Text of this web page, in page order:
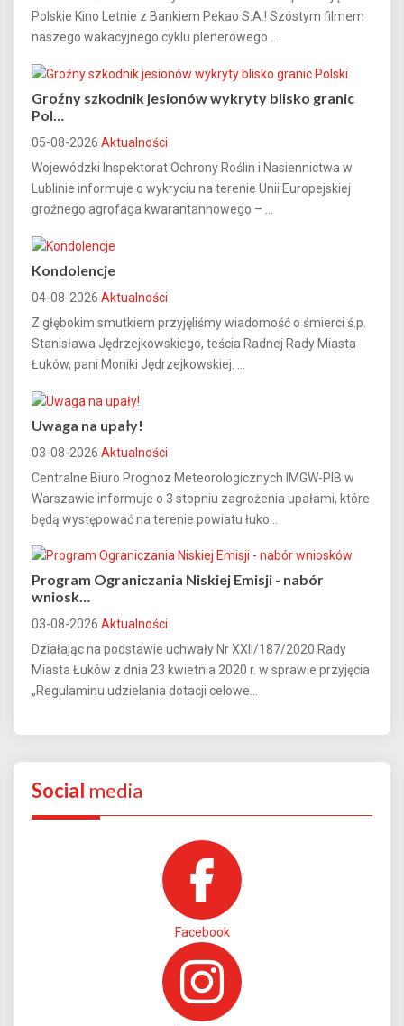
Polskie Kino Letnie z Bankiem Pekao S.A.! Szóstym filmem
naszego wakacyjnego cyklu plenerowego ...
Groźny szkodnik jesionów wykryty blisko granic
Pol…
05-08-2026 Aktualności
Wojewódzki Inspektorat Ochrony Roślin i Nasiennictwa w
Lublinie informuje o wykryciu na terenie Unii Europejskiej
groźnego agrofaga kwarantannowego – ...
Kondolencje
04-08-2026 Aktualności
Z głębokim smutkiem przyjęliśmy wiadomość o śmierci ś.p.
Stanisława Jędrzejkowskiego, teścia Radnej Rady Miasta
Łuków, pani Moniki Jędrzejkowskiej. ...
Uwaga na upały!
03-08-2026 Aktualności
Centralne Biuro Prognoz Meteorologicznych IMGW-PIB w
Warszawie informuje o 3 stopniu zagrożenia upałami, które
będą występować na terenie powiatu łuko...
Program Ograniczania Niskiej Emisji - nabór
wniosk…
03-08-2026 Aktualności
Działając na podstawie uchwały Nr XXII/187/2020 Rady
Miasta Łuków z dnia 23 kwietnia 2020 r. w sprawie przyjęcia
„Regulaminu udzielania dotacji celowe...
Social media
Facebook